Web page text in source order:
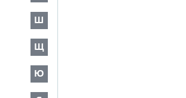
Ш
Щ
Ю